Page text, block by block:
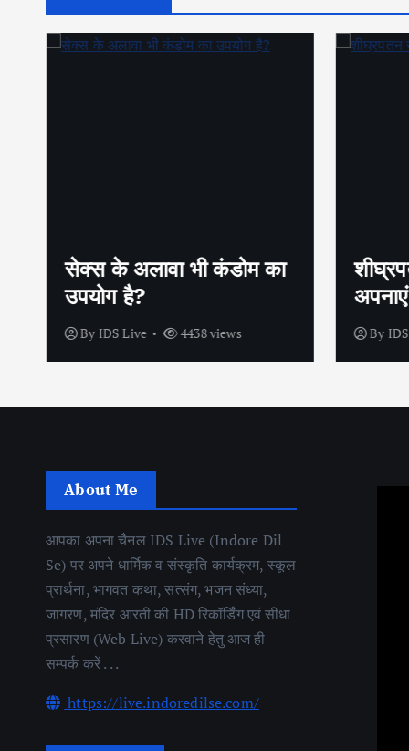
सेक्स के अलावा भी कंडोम का
उपयोग है?
By IDS Live 4438 views By
About Me
आपका अपना चैनल IDS Live (Indore Dil
Se) पर अपने धार्मिक व संस्कृति कार्यक्रम, स्कूल
प्रार्थना, भागवत कथा, सत्संग, भजन संध्या,
जागरण, मंदिर आरती की HD रिकॉर्डिंग एवं सीधा
प्रसारण (Web Live) करवाने हेतु आज ही
सम्पर्क करें . . .
https://live.indoredilse.com/